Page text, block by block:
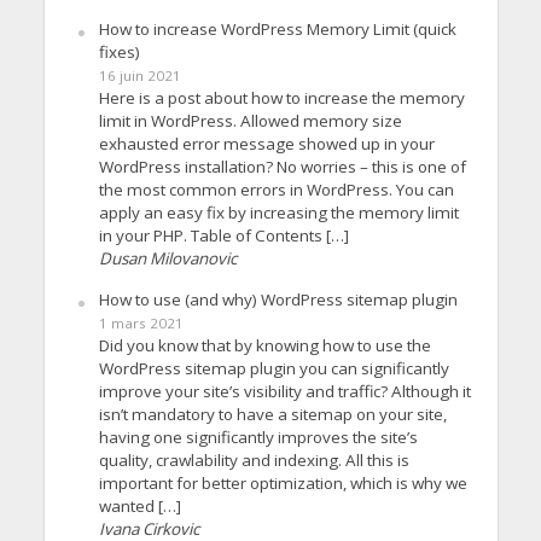
How to increase WordPress Memory Limit (quick
fixes)
16 juin 2021
Here is a post about how to increase the memory
limit in WordPress. Allowed memory size
exhausted error message showed up in your
WordPress installation? No worries – this is one of
the most common errors in WordPress. You can
apply an easy fix by increasing the memory limit
in your PHP. Table of Contents […]
Dusan Milovanovic
How to use (and why) WordPress sitemap plugin
1 mars 2021
Did you know that by knowing how to use the
WordPress sitemap plugin you can significantly
improve your site’s visibility and traffic? Although it
isn’t mandatory to have a sitemap on your site,
having one significantly improves the site’s
quality, crawlability and indexing. All this is
important for better optimization, which is why we
wanted […]
Ivana Cirkovic